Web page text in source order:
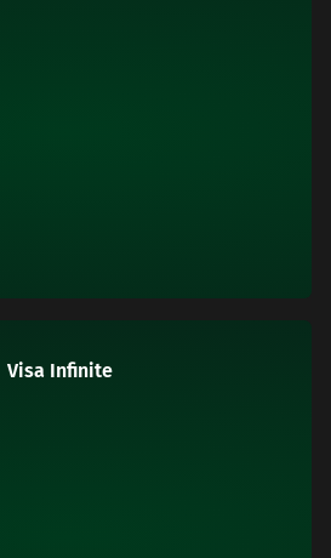
Visa Infinite